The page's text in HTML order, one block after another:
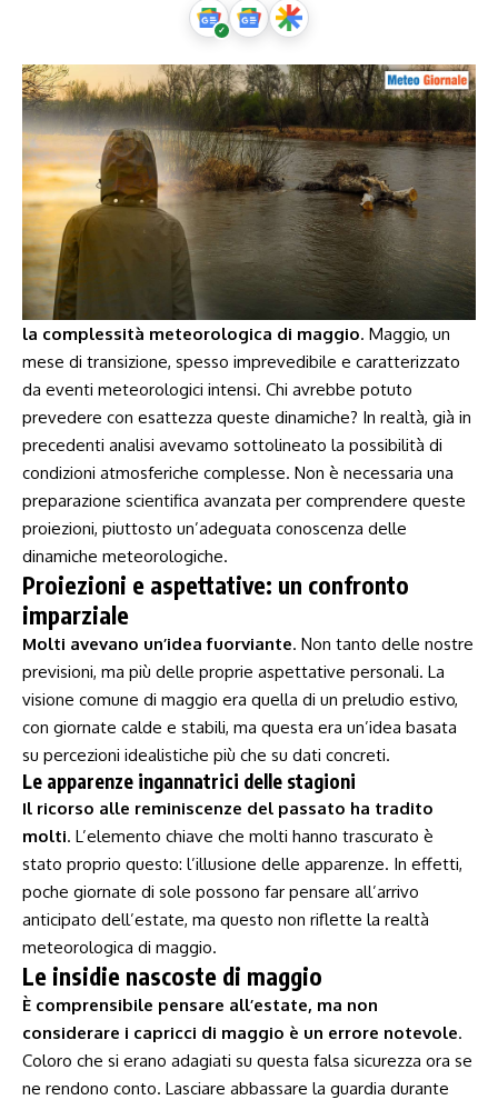
la​ complessità meteorologica di ⁤maggio. Maggio, un
mese di ‍transizione, spesso ‌imprevedibile e‍ caratterizzato
da eventi meteorologici intensi. ​Chi avrebbe potuto
prevedere con esattezza queste dinamiche? In realtà, già in
precedenti ‌analisi avevamo sottolineato la possibilità di
condizioni atmosferiche ‌complesse. Non è necessaria una⁣
preparazione scientifica avanzata per comprendere⁢ queste
proiezioni, piuttosto un’adeguata conoscenza delle
dinamiche meteorologiche.
Proiezioni e aspettative: un confronto
imparziale
Molti⁢ avevano ⁣un’idea fuorviante.‌ Non⁤ tanto delle nostre
previsioni, ma più delle ​proprie aspettative personali. ⁤La
visione​ comune di maggio era quella di ‌un preludio ​estivo,⁣
con giornate calde e stabili, ma ⁣questa era ⁢un’idea ⁤basata
su percezioni idealistiche più che su dati ⁢concreti.
Le apparenze ingannatrici delle stagioni
Il ricorso alle reminiscenze del ⁤passato ha tradito
molti.‍ L’elemento ⁤chiave che molti ‍hanno trascurato è
stato proprio questo: l’illusione delle apparenze. In effetti,
poche giornate di ⁢sole possono far pensare all’arrivo
anticipato dell’estate, ma questo non riflette la ⁢realtà
meteorologica⁢ di ⁣maggio.
Le insidie nascoste di maggio
È comprensibile pensare all’estate, ma​ non ​
considerare i capricci di ⁢maggio è un errore notevole.⁢
Coloro che‌ si ‍erano adagiati su questa falsa⁣ sicurezza‌ ora se
‌ne rendono conto. Lasciare abbassare la guardia durante